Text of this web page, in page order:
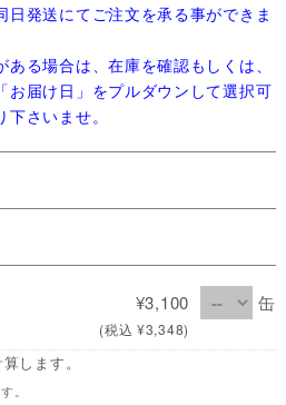
日発送にてご注文を承る事ができま
る場合は、在庫を確認もしくは、
お届け日」をプルダウンして選択可
さいませ。
¥3,100
(税込 ¥3,348)
缶
します。
。